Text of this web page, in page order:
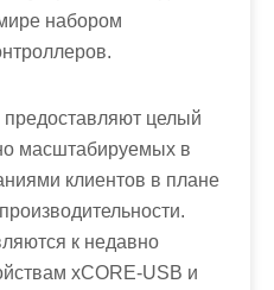
набором
целый
масштабируемых в
клиентов в плане
к недавно
xCORE-USB и